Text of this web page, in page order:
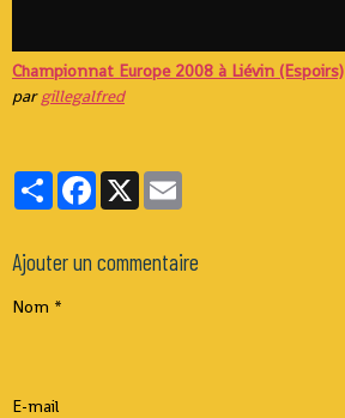
Championnat Europe 2008 à Liévin (Espoirs)
pargillegalfred
PartagerFacebook
X
Ajouter un commentaire
Nom
E-mail